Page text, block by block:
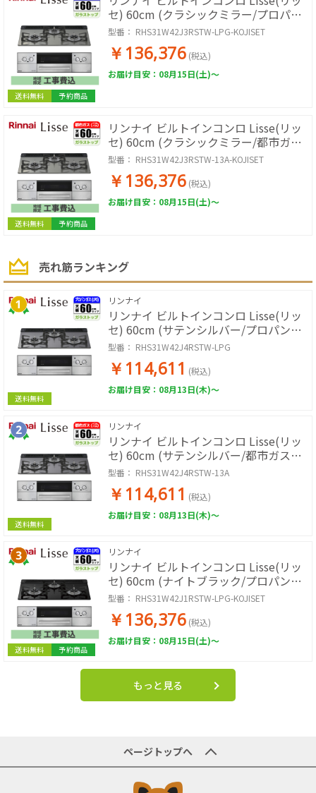
送料無料 予約商品
セ) 60cm (クラシックミラー/プロパン
用)【標準工事費込み】
RHS31W42J3RSTW-LPG-KOJISET
型番： RHS31W42J3RSTW-LPG-KOJISET
￥136,376 (税込)
お届け目安：08月15日(土)～
送料無料 予約商品
リンナイ ビルトインコンロ Lisse(リッ
セ) 60cm (クラシックミラー/都市ガス
用)【標準工事費込み】
RHS31W42J3RSTW-13A-KOJISET
型番： RHS31W42J3RSTW-13A-KOJISET
￥136,376 (税込)
お届け目安：08月15日(土)～
売れ筋ランキング
送料無料
リンナイ
リンナイ ビルトインコンロ Lisse(リッ
セ) 60cm (サテンシルバー/プロパン用)
【土日祭日配送不可】
RHS31W42J4RSTW-LPG
型番： RHS31W42J4RSTW-LPG
￥114,611 (税込)
お届け目安：08月13日(木)～
送料無料
リンナイ
リンナイ ビルトインコンロ Lisse(リッ
セ) 60cm (サテンシルバー/都市ガス用)
【土日祭日配送不可】
RHS31W42J4RSTW-13A
型番： RHS31W42J4RSTW-13A
￥114,611 (税込)
お届け目安：08月13日(木)～
送料無料 予約商品
リンナイ
リンナイ ビルトインコンロ Lisse(リッ
セ) 60cm (ナイトブラック/プロパン用)
【標準工事費込み】
RHS31W42J1RSTW-LPG-KOJISET
型番： RHS31W42J1RSTW-LPG-KOJISET
￥136,376 (税込)
お届け目安：08月15日(土)～
もっと見る
ページトップへ